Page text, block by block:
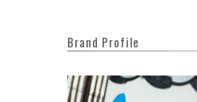
Brand Profile